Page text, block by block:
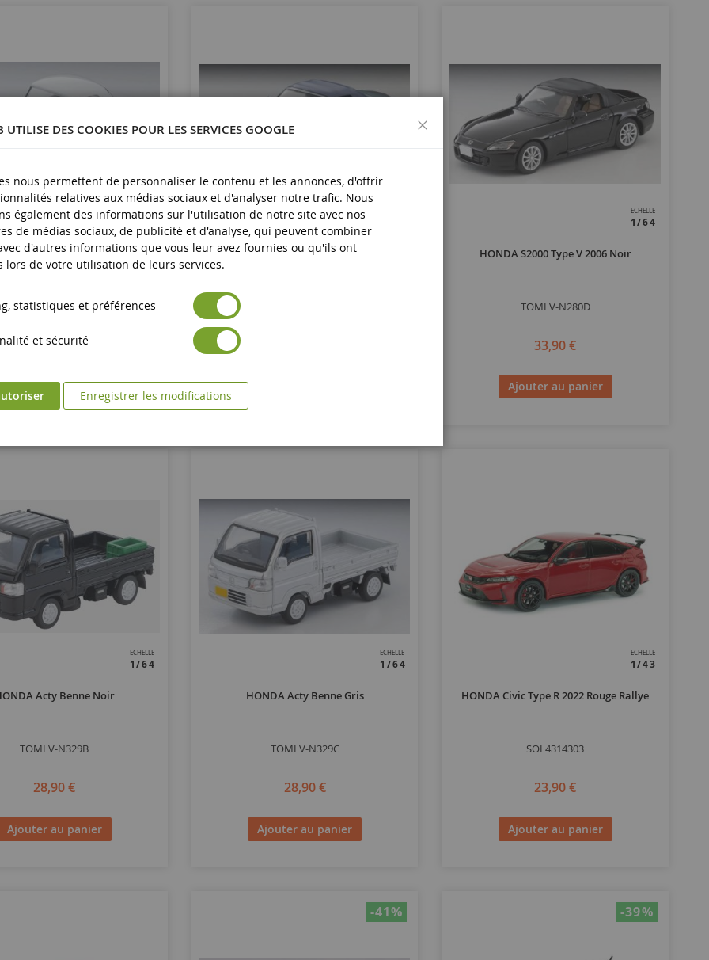
ECHELLE
1/64
S800 Coupé Blanc
TOMLV-200C
29,90 €
Ajouter au panier
HONDA S2000 2006 Gris
ECHELLE
1/64
HONDA S2000 Type V 2006 Noir
TOMLV-N280D
33,90 €
Ajouter au panier
ECHELLE
1/64
Acty Benne Noir
TOMLV-N329B
28,90 €
Ajouter au panier
ECHELLE
1/64
HONDA Acty Benne Gris
TOMLV-N329C
28,90 €
Ajouter au panier
ECHELLE
1/43
HONDA Civic Type R 2022 Rouge Rallye
SOL4314303
23,90 €
Ajouter au panier
-41% -39%
UTILISE DES COOKIES POUR LES SERVICES GOOGLE
Fermer
nous permettent de personnaliser le contenu et les annonces, d'offrir
relatives aux médias sociaux et d'analyser notre trafic. Nous
également des informations sur l'utilisation de notre site avec nos
de médias sociaux, de publicité et d'analyse, qui peuvent combiner
d'autres informations que vous leur avez fournies ou qu'ils ont
lors de votre utilisation de leurs services.
statistiques et préférences
et sécurité
Enregistrer les modifications